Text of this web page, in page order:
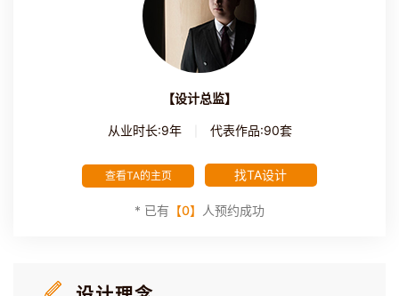
【设计总监】
从业时长:9年 代表作品:90套
查看TA的主页 找TA设计
* 已有 【0】 人预约成功